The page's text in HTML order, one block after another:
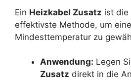
Ein Heizkabel Zusatz ist die
effektivste Methode, um
Mindesttemperatur zu
Anwendung: Legen
Zusatz direkt in die